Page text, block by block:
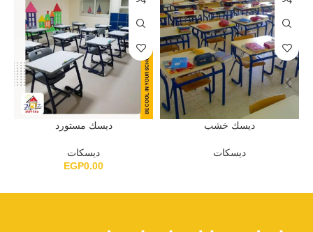
ديسك خشب
ديسكات
ديسك مستورد
ديسكات
EGP0.00